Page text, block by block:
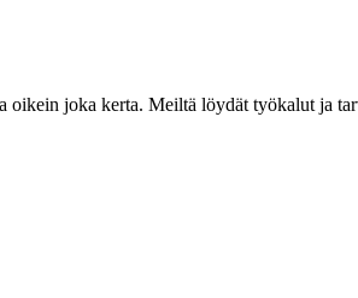
oikein joka kerta. Meiltä löydät työkalut ja